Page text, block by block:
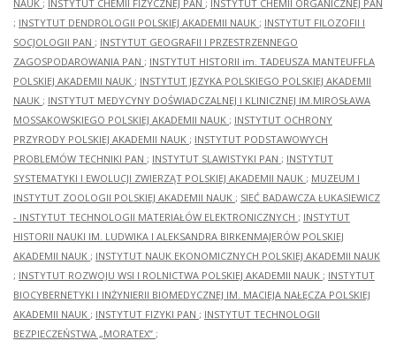
NAUK ; INSTYTUT CHEMII FIZYCZNEJ PAN ; INSTYTUT CHEMII ORGANICZNEJ PAN
; INSTYTUT DENDROLOGII POLSKIEJ AKADEMII NAUK ; INSTYTUT FILOZOFII I
SOCJOLOGII PAN ; INSTYTUT GEOGRAFII I PRZESTRZENNEGO
ZAGOSPODAROWANIA PAN ; INSTYTUT HISTORII im. TADEUSZA MANTEUFFLA
POLSKIEJ AKADEMII NAUK ; INSTYTUT JĘZYKA POLSKIEGO POLSKIEJ AKADEMII
NAUK ; INSTYTUT MEDYCYNY DOŚWIADCZALNEJ I KLINICZNEJ IM.MIROSŁAWA
MOSSAKOWSKIEGO POLSKIEJ AKADEMII NAUK ; INSTYTUT OCHRONY
PRZYRODY POLSKIEJ AKADEMII NAUK ; INSTYTUT PODSTAWOWYCH
PROBLEMÓW TECHNIKI PAN ; INSTYTUT SLAWISTYKI PAN ; INSTYTUT
SYSTEMATYKI I EWOLUCJI ZWIERZĄT POLSKIEJ AKADEMII NAUK ; MUZEUM I
INSTYTUT ZOOLOGII POLSKIEJ AKADEMII NAUK ; SIEĆ BADAWCZA ŁUKASIEWICZ
- INSTYTUT TECHNOLOGII MATERIAŁÓW ELEKTRONICZNYCH ; INSTYTUT
HISTORII NAUKI IM. LUDWIKA I ALEKSANDRA BIRKENMAJERÓW POLSKIEJ
AKADEMII NAUK ; INSTYTUT NAUK EKONOMICZNYCH POLSKIEJ AKADEMII NAUK
; INSTYTUT ROZWOJU WSI I ROLNICTWA POLSKIEJ AKADEMII NAUK ; INSTYTUT
BIOCYBERNETYKI I INŻYNIERII BIOMEDYCZNEJ IM. MACIEJA NAŁĘCZA POLSKIEJ
AKADEMII NAUK ; INSTYTUT FIZYKI PAN ; INSTYTUT TECHNOLOGII
BEZPIECZEŃSTWA „MORATEX” ;